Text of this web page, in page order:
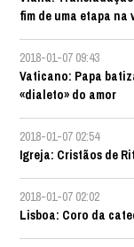
fim de uma etapa na
2018-01-07 09:43
Vaticano: Papa
«dialeto» do amor
2018-01-07 02:54
Igreja: Cristãos de
2018-01-07 02:02
Lisboa: Coro da